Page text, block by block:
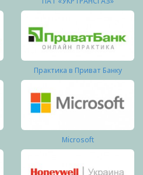
Практика в Приват Банку
Microsoft